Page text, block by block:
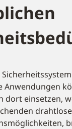
Anwendungen
dort einsetzen,